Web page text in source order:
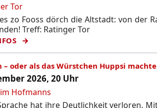
Tor
zo Fooss dörch die Altstadt: von der
Treff: Ratinger Tor
– oder als das Würstchen Huppsi
2026, 20 Uhr
Hofmanns
hat ihre Deutlichkeit verloren.